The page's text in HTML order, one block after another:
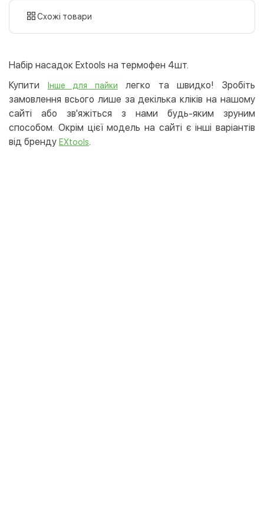
картою
LiqPay
Apple Pay
Google Pay
Безготівковий розрахунок
Оплата на карту юр.особи
Безкоштовно
Схожі товари
Набір насадок Extools на термофен 4шт.
Купити
Інше для пайки
легко та швидко! Зробіть
замовлення всього лише за декілька кліків на нашому
сайті або зв'яжіться з нами будь-яким зруним
способом. Окрім цієї модель на сайті є інші варіантів
від бренду EXtools.